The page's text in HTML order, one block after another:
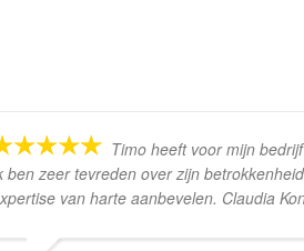
Timo heeft voor mijn
ben zeer tevreden over zijn
van harte aanbevelen. Claudia